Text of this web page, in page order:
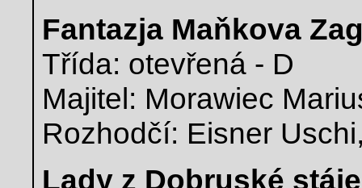
Fantazja Maňkova
Třída: otevřená - D
Majitel: Morawiec
Rozhodčí: Eisner
Lady z Dobruské stáje